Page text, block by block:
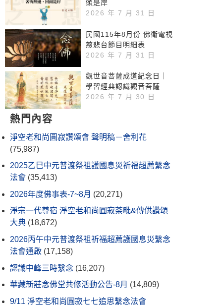
頭是岸
2026 年 7 月 31 日
民國115年8月份 佛衛電視
慈悲台節目明細表
2026 年 7 月 31 日
觀世音菩薩成道紀念日｜
學習經典認識觀音菩薩
2026 年 7 月 30 日
熱門內容
淨空老和尚圓寂讚頌會 聲明稿－舍利花
(75,987)
2025乙巳中元普渡祭祖護國息災祈福超薦繫念
法會 (35,413)
2026年度佛事表-7~8月 (20,271)
淨宗一代尊宿 淨空老和尚圓寂荼毗&傳供讚頌
大典 (18,672)
2026丙午中元普渡祭祖祈福超薦護國息災繫念
法會通啟 (17,158)
認識中峰三時繫念 (16,207)
華藏新莊念佛堂共修活動公告-8月 (14,809)
9/11 淨空老和尚圓寂七七追思繫念法會